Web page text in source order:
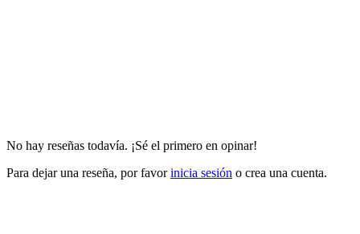
No hay reseñas todavía. ¡Sé el primero en opinar!
Para dejar una reseña, por favorinicia sesión o crea una cuenta.